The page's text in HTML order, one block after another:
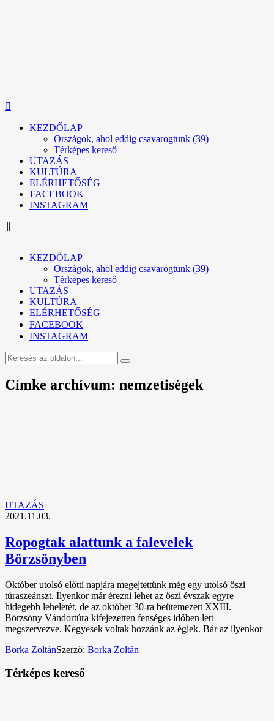
KEZDŐLAP
Országok, ahol eddig csavarogtunk (39)
Térképes kereső
UTAZÁS
KULTÚRA
ELÉRHETŐSÉG
FACEBOOK
INSTAGRAM
|||
|
KEZDŐLAP
Országok, ahol eddig csavarogtunk (39)
Térképes kereső
UTAZÁS
KULTÚRA
ELÉRHETŐSÉG
FACEBOOK
INSTAGRAM
Címke archívum: nemzetiségek
UTAZÁS
2021.11.03.
Ropogtak alattunk a falevelek
Börzsönyben
Október utolsó előtti napjára megejtettünk még egy utolsó őszi
túraszeánszt. Ilyenkor már érezni lehet az őszi évszak egyre
hidegebb leheletét, de az október 30-ra beütemezett XXIII.
Börzsöny Vándortúra kifejezetten fenséges időben lett
megszervezve. Kegyesek voltak hozzánk az égiek. Bár az ilyenkor
Borka ZoltánSzerző: Borka Zoltán
Térképes kereső